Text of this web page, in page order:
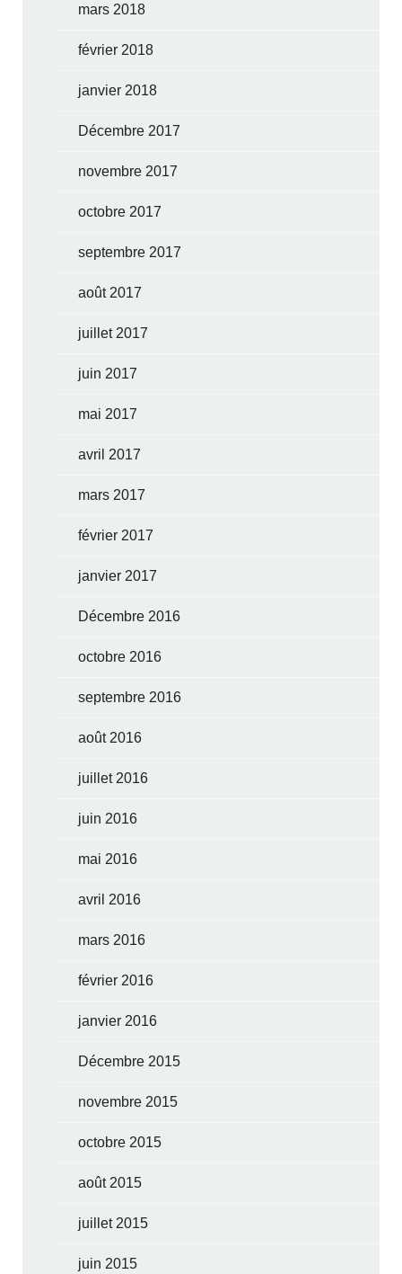
mars 2018
février 2018
janvier 2018
Décembre 2017
novembre 2017
octobre 2017
septembre 2017
août 2017
juillet 2017
juin 2017
mai 2017
avril 2017
mars 2017
février 2017
janvier 2017
Décembre 2016
octobre 2016
septembre 2016
août 2016
juillet 2016
juin 2016
mai 2016
avril 2016
mars 2016
février 2016
janvier 2016
Décembre 2015
novembre 2015
octobre 2015
août 2015
juillet 2015
juin 2015